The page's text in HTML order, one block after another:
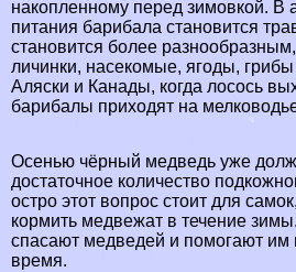
накопленному перед зимовкой. В
питания барибала становится
становится более
личинки, насекомые, ягоды,
Аляски и Канады, когда лосось
барибалы приходят на
Осенью чёрный медведь уже
достаточное количество
остро этот вопрос стоит для
кормить медвежат в течение
спасают медведей и помогают им
время.